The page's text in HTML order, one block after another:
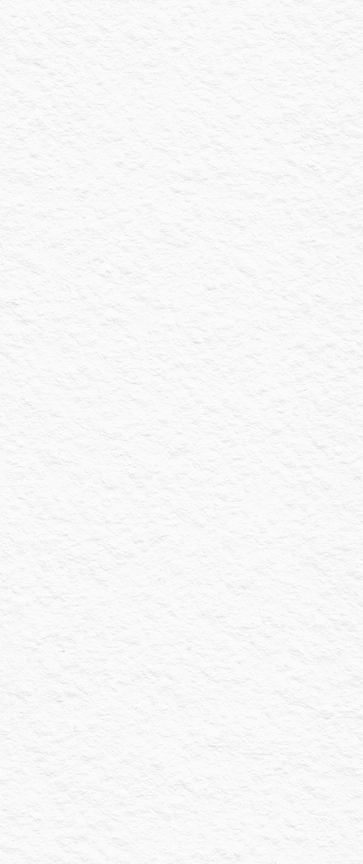
Si vous souhaitez optimiser votre présence
en ligne ou débuter sur le web, vous
pouvez nous contacter, notre équipe
pourra vous conseiller rapidement sur le
sujet.
FacebookInstagram
LinkedIn
10 bonnes raisons de lancer des
Campagnes publicitaires sur les
réseaux sociaux (SMA) : comment ça
27 mai 2026